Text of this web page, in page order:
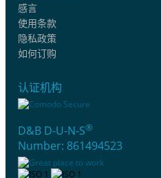
感言
使用条款
隐私政策
如何订购
认证机构
D&B D-U-N-S®
Number: 861494523